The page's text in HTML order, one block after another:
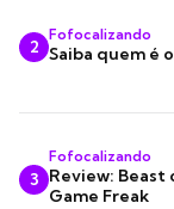
2
Fofocalizando
Saiba quem é
3
Fofocalizando
Review:
Game Freak